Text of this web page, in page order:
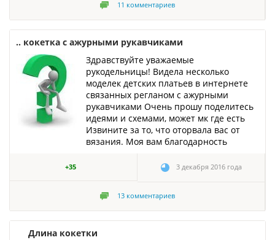
11 комментариев
.. кокетка с ажурными рукавчиками
Здравствуйте уважаемые
рукодельницы! Видела несколько
моделек детских платьев в интернете
связанных регланом с ажурными
рукавчиками Очень прошу поделитесь
идеями и схемами, может мк где есть
Извините за то, что оторвала вас от
вязания. Моя вам благодарность
+35 3 декабря 2016 года
13 комментариев
Длина кокетки